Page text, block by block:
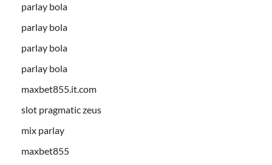
parlay bola
parlay bola
parlay bola
parlay bola
maxbet855.it.com
slot pragmatic zeus
mix parlay
maxbet855